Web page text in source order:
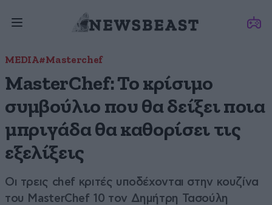
MEDIA#Masterchef
MasterChef: To κρίσιμο
συμβούλιο που θα δείξει ποια
μπριγάδα θα καθορίσει τις
εξελίξεις
Οι τρεις chef κριτές υποδέχονται στην κουζίνα
του MasterChef 10 τον Δημήτρη Τασούλη